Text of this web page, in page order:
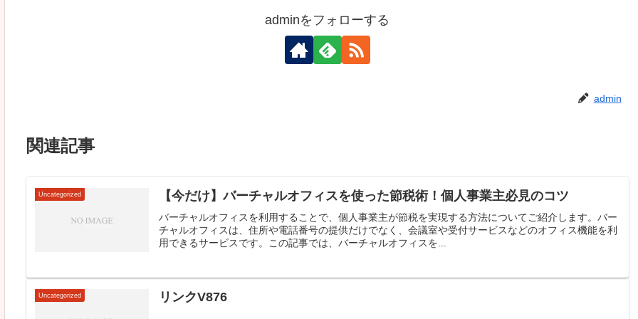
adminをフォローする
admin
関連記事
Uncategorized 【今だけ】バーチャルオフィスを使った節税術！個人事業主必見のコツ
バーチャルオフィスを利用することで、個人事業主が節税を実現する方法についてご紹介します。バー
チャルオフィスは、住所や電話番号の提供だけでなく、会議室や受付サービスなどのオフィス機能を利
用できるサービスです。この記事では、バーチャルオフィスを...
Uncategorized リンクV876